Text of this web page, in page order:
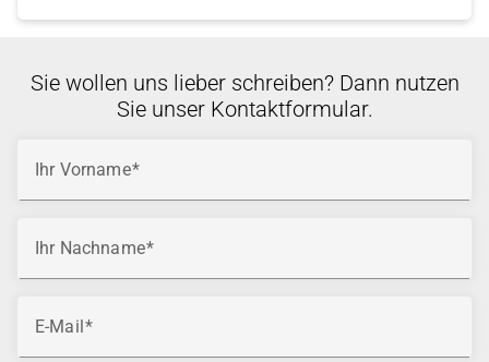
Sie wollen uns lieber schreiben? Dann nutzen
Sie unser Kontaktformular.
Ihr Vorname
Ihr Nachname
E-Mail